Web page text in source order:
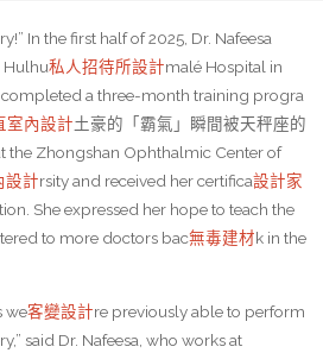
In the first half of 2025, Dr. Nafeesa
Hulhu私人招待所設計malé Hospital in
completed a three-month training progra
室內設計土豪的「霸氣」瞬間被天秤座的
the Zhongshan Ophthalmic Center of
設計rsity and received her certifica設計家
She expressed her hope to teach the
to more doctors bac無毒建材k in the
we客變設計re previously able to perform
said Dr. Nafeesa, who works at